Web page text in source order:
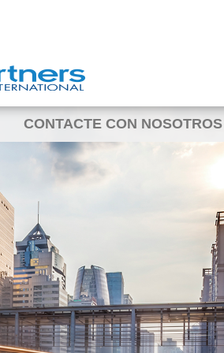
CONTACTE CON NOSOTROS